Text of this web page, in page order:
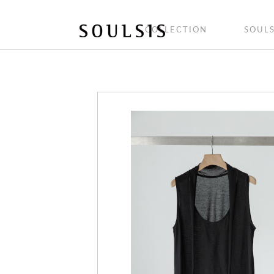
COLLECTION